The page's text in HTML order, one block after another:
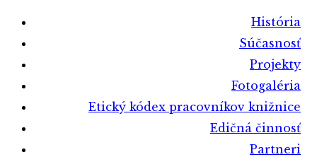
História
Súčasnosť
Projekty
Fotogaléria
Etický kódex pracovníkov knižnice
Edičná činnosť
Partneri